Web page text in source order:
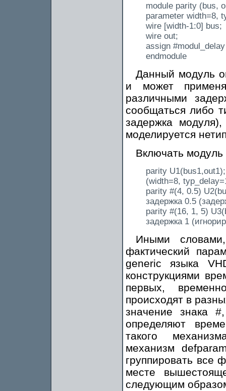
module parity (bus,
parameter width=8,
wire [width-1:0] bus;
wire out;
assign
endmodule
Данный модуль
и может
различными
сообщаться либо
задержка
моделируется
Включать
parity
(width=8,
parity #(4, 0.5)
задержка 0.5
parity #(16, 1, 5)
задержка 1
Иными словами,
фактический
generic языка
конструкциями
первых,
происходят в
значение знака
определяют
такого
механизм
группировать все
месте
следующим